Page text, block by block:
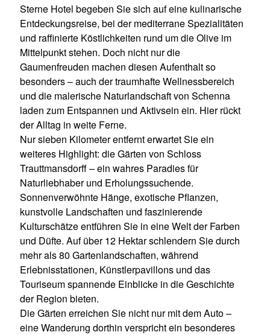
Sterne Hotel begeben Sie sich auf eine kulinarische
Entdeckungsreise, bei der mediterrane Spezialitäten
und raffinierte Köstlichkeiten rund um die Olive im
Mittelpunkt stehen. Doch nicht nur die
Gaumenfreuden machen diesen Aufenthalt so
besonders – auch der traumhafte Wellnessbereich
und die malerische Naturlandschaft von Schenna
laden zum Entspannen und Aktivsein ein. Hier rückt
der Alltag in weite Ferne.
Nur sieben Kilometer entfernt erwartet Sie ein
weiteres Highlight: die Gärten von Schloss
Trauttmansdorff – ein wahres Paradies für
Naturliebhaber und Erholungssuchende.
Sonnenverwöhnte Hänge, exotische Pflanzen,
kunstvolle Landschaften und faszinierende
Kulturschätze entführen Sie in eine Welt der Farben
und Düfte. Auf über 12 Hektar schlendern Sie durch
mehr als 80 Gartenlandschaften, während
Erlebnisstationen, Künstlerpavillons und das
Touriseum spannende Einblicke in die Geschichte
der Region bieten.
Die Gärten erreichen Sie nicht nur mit dem Auto –
eine Wanderung dorthin verspricht ein besonderes